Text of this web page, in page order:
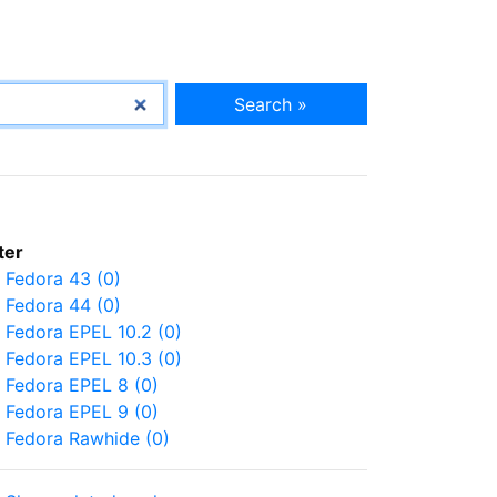
Search »
Fedora 43 (0)
Fedora 44 (0)
Fedora EPEL 10.2 (0)
Fedora EPEL 10.3 (0)
Fedora EPEL 8 (0)
Fedora EPEL 9 (0)
Fedora Rawhide (0)